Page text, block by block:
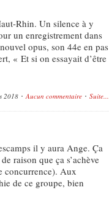
Rhin. Un silence à y
un enregistrement dans
opus, son 44e en pas
« Et si on essayait d’être
2018 Aucun commentaire Suite...
il y aura Ange. Ça
raison que ça s’achève
concurrence). Aux
de ce groupe, bien